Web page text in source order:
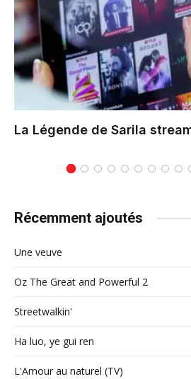
La Légende de Sarila
Récemment ajoutés
Une veuve
Oz The Great and Powerful 2
Streetwalkin'
Ha luo, ye gui ren
L'Amour au naturel (TV)